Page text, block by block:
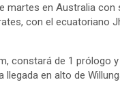
martes en Australia
con el ecuatoriano
constará de 1 prólogo
en alto de